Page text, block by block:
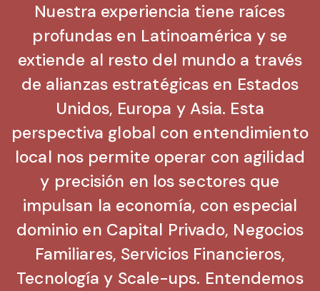
Nuestra experiencia tiene raíces
profundas en Latinoamérica y se
extiende al resto del mundo a través
de alianzas estratégicas en Estados
Unidos, Europa y Asia. Esta
perspectiva global con entendimiento
local nos permite operar con agilidad
y precisión en los sectores que
impulsan la economía, con especial
dominio en Capital Privado, Negocios
Familiares, Servicios Financieros,
Tecnología y Scale-ups. Entendemos